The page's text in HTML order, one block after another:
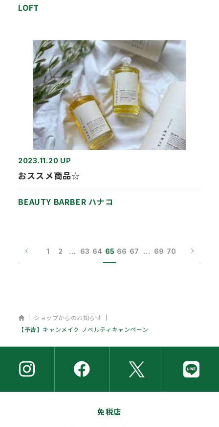
LOFT
2023.11.20 UP
おススメ商品☆
BEAUTY BARBER ハナコ
1 2 … 63 64 65 66 67 … 69 70
ホーム
ショップからのお知らせ
【予告】キャンメイク ノベルティキャンペーン
免税店